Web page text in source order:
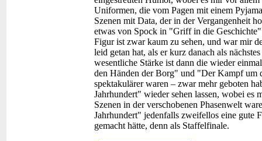
Uniformen, die vom Pagen mit einem
Szenen mit Data, der in der Vergangenheit
etwas von Spock in "Griff in die
Figur ist zwar kaum zu sehen, und war mir
leid getan hat, als er kurz danach als
wesentliche Stärke ist dann die wieder
den Händen der Borg" und "Der Kampf um
spektakulärer waren – zwar mehr geboten
Jahrhundert" wieder sehen lassen, wobei es
Szenen in der verschobenen Phasenwelt
Jahrhundert" jedenfalls zweifellos eine gute
gemacht hätte, denn als Staffelfinale.